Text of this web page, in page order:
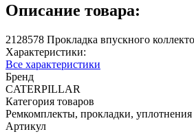
Описание товара:
2128578 Прокладка впускного
Характеристики:
Все характеристики
Бренд
CATERPILLAR
Категория товаров
Ремкомплекты, прокладки, уплотнения
Артикул